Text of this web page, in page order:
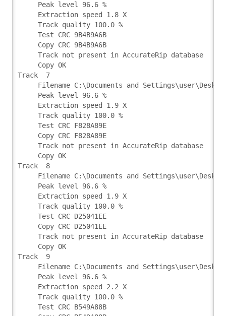
     Peak level 96.6 %
     Extraction speed 1.8 X
     Track quality 100.0 %
     Test CRC 9B4B9A6B
     Copy CRC 9B4B9A6B
     Track not present in AccurateRip database
     Copy OK
Track  7
Filename C:\Documents and
     Peak level 96.6 %
     Extraction speed 1.9 X
     Track quality 100.0 %
     Test CRC F828A89E
     Copy CRC F828A89E
     Track not present in AccurateRip database
     Copy OK
Track  8
Filename C:\Documents and
     Peak level 96.6 %
     Extraction speed 1.9 X
     Track quality 100.0 %
     Test CRC D25041EE
     Copy CRC D25041EE
     Track not present in AccurateRip database
     Copy OK
Track  9
Filename C:\Documents and
     Peak level 96.6 %
     Extraction speed 2.2 X
     Track quality 100.0 %
     Test CRC B549A88B